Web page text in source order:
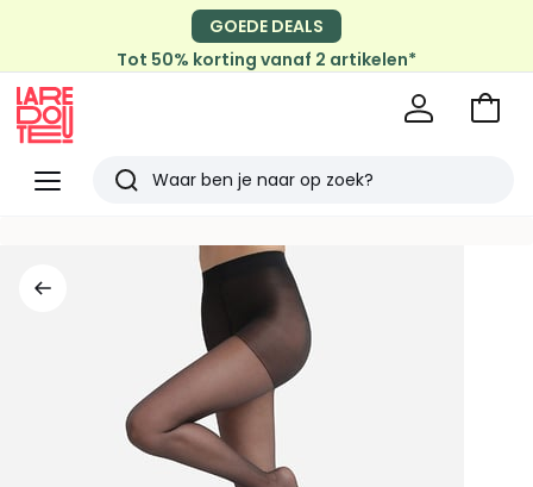
GOEDE DEALS
Tot 50% korting vanaf 2 artikelen*
Menu
Redoute
Zoeken
bekeken
Naar